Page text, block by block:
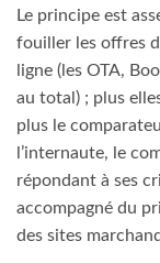
Le principe est
fouiller les offres
ligne (les OTA,
au total) ; plus
plus le
l’internaute, le
répondant à ses
accompagné du
des sites